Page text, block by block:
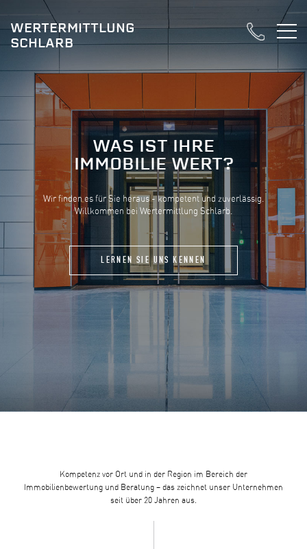
WERTERMITTLUNG
SCHLARB
WAS IST IHRE
IMMOBILIE WERT?
Wir finden es für Sie heraus - kompetent und zuverlässig.
Willkommen bei Wertermittlung Schlarb.
LERNEN SIE UNS KENNEN
Kompetenz vor Ort und in der Region im Bereich der
Immobilienbewertung und Beratung – das zeichnet unser Unternehmen
seit über 20 Jahren aus.